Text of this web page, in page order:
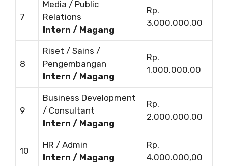
7
Media / Public
Relations
Intern / Magang
Rp.
3.000.000,00
8
Riset / Sains /
Pengembangan
Intern / Magang
Rp.
1.000.000,00
9
Business Development
/ Consultant
Intern / Magang
Rp.
2.000.000,00
10
HR / Admin
Intern / Magang
Rp.
4.000.000,00